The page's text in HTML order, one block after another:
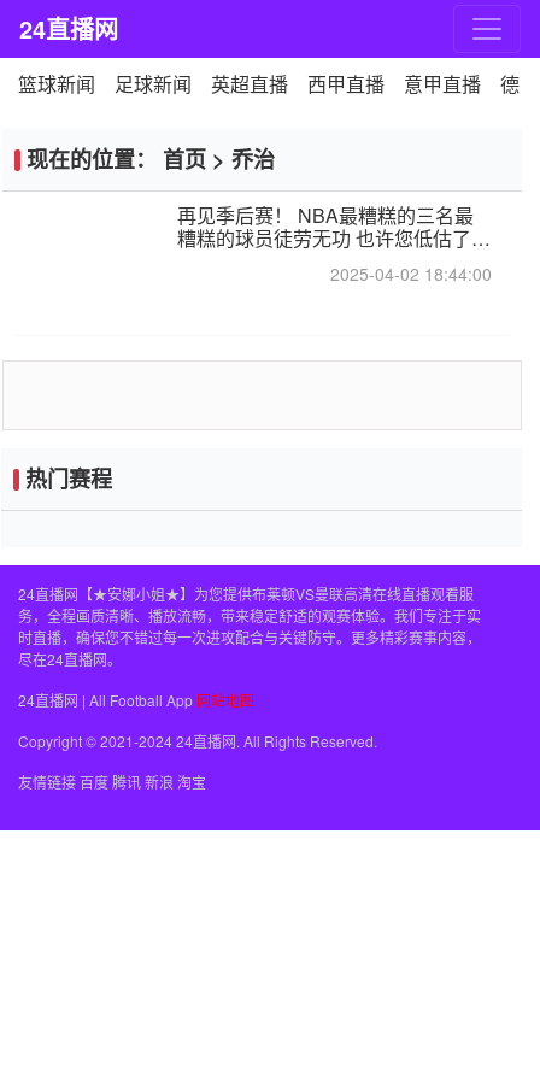
24直播网
篮球新闻 足球新闻 英超直播 西甲直播 意甲直播 德
现在的位置： 首页 > 乔治
再见季后赛！ NBA最糟糕的三名最
糟糕的球员徒劳无功 也许您低估了硬
2025-04-02 18:44:00
热门赛程
24直播网【★安娜小姐★】为您提供布莱顿VS曼联高清在线直播观看服
务，全程画质清晰、播放流畅，带来稳定舒适的观赛体验。我们专注于实
时直播，确保您不错过每一次进攻配合与关键防守。更多精彩赛事内容，
尽在24直播网。
24直播网 | All Football App 网站地图
Copyright © 2021-2024 24直播网. All Rights Reserved.
友情链接百度腾讯新浪 淘宝